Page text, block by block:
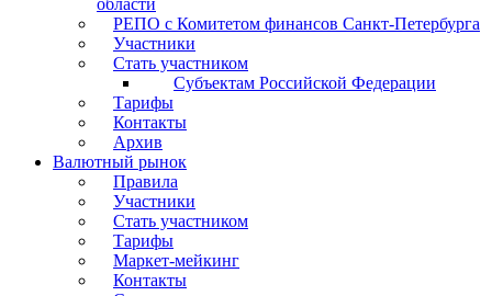
области
РЕПО с Комитетом финансов Санкт-Петербурга
Участники
Стать участником
Субъектам Российской Федерации
Тарифы
Контакты
Архив
Валютный рынок
Правила
Участники
Стать участником
Тарифы
Маркет-мейкинг
Контакты